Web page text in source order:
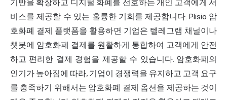
기반을 확장하고 디지털 화폐를 선호하는 개인 고객에게 서
비스를 제공할 수 있는 훌륭한 기회를 제공합니다. Plisio 암
호화폐 결제 플랫폼을 활용하면 기업은 텔레그램 채널이나
챗봇에 암호화폐 결제를 원활하게 통합하여 고객에게 안전
하고 편리한 결제 경험을 제공할 수 있습니다. 암호화폐의
인기가 높아짐에 따라, 기업이 경쟁력을 유지하고 고객 요구
를 충족하기 위해서는 암호화폐 결제 옵션을 제공하는 것이